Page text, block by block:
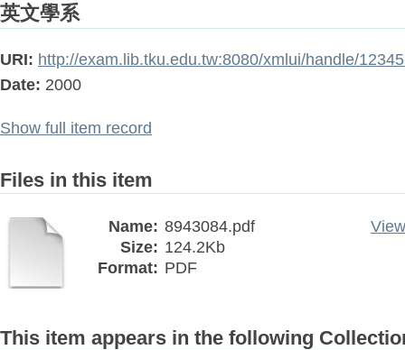
英文學系
URI: http://exam.lib.tku.edu.tw:8080/xmlui/handle/
Date: 2000
Show full item record
Files in this item
Name: 8943084.pdf
Size: 124.2Kb
Format: PDF
This item appears in the following